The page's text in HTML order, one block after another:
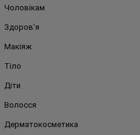
Чоловікам
Здоров'я
Макіяж
Тіло
Діти
Волосся
Дерматокосметика